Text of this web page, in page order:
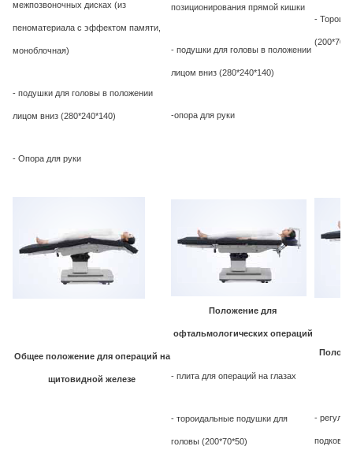
межпозвоночных дисках (из
пеноматериала с эффектом памяти,
моноблочная)
- подушки для головы в положении
лицом вниз (280*240*140)
- Опора для руки
позиционирования прямой кишки
- подушки для головы в положении
лицом вниз (280*240*140)
-опора для руки
-
Общее положение для операций на
щитовидной железе
Положение для
офтальмологических операций
- плита для операций на глазах
- тороидальные подушки для
головы (200*70*50)
-